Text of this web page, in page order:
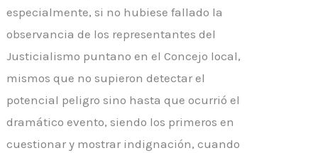
especialmente, si no hubiese fallado la
observancia de los representantes del
Justicialismo puntano en el Concejo local,
mismos que no supieron detectar el
potencial peligro sino hasta que ocurrió el
dramático evento, siendo los primeros en
cuestionar y mostrar indignación, cuando